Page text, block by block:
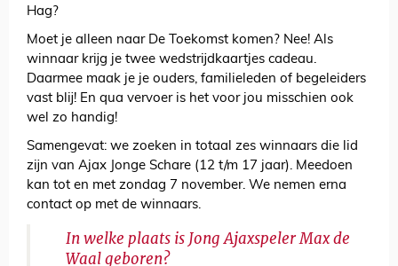
Hag?
Moet je alleen naar De Toekomst komen? Nee! Als
winnaar krijg je twee wedstrijdkaartjes cadeau.
Daarmee maak je je ouders, familieleden of begeleiders
vast blij! En qua vervoer is het voor jou misschien ook
wel zo handig!
Samengevat: we zoeken in totaal zes winnaars die lid
zijn van Ajax Jonge Schare (12 t/m 17 jaar). Meedoen
kan tot en met zondag 7 november. We nemen erna
contact op met de winnaars.
In welke plaats is Jong Ajaxspeler Max de
Waal geboren?